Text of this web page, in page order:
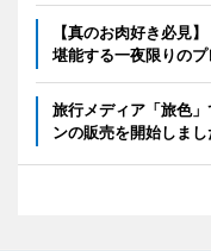
【真のお肉好き必見
堪能する一夜限りのプ
旅行メディア「旅色
ンの販売を開始しまし